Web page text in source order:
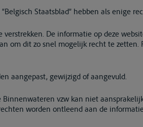
Staatsblad” hebben als enige
De informatie op deze
om dit zo snel mogelijk recht te zetten.
aangepast, gewijzigd of aangevuld.
vzw kan niet
worden ontleend aan de